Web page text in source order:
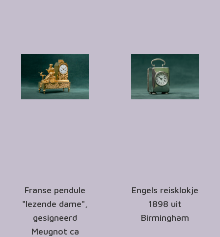
Franse pendule
"lezende dame",
gesigneerd
Meugnot ca
Engels reisklokje
1898 uit
Birmingham